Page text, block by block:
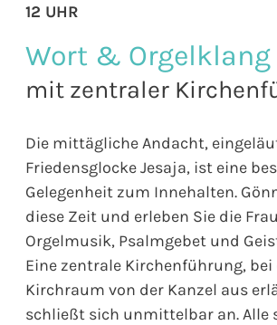
Wort & Orgelklang
mit zentraler
Die mittägliche Andacht,
Friedensglocke Jesaja, ist eine
Gelegenheit zum Innehalten.
diese Zeit und erleben Sie die
Orgelmusik, Psalmgebet und
Eine zentrale Kirchenführung, bei
Kirchraum von der Kanzel aus
schließt sich unmittelbar an. Alle
12 UHR